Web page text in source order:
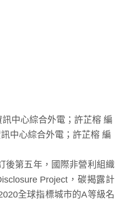
中心綜合外電；許芷榕 編
中心綜合外電；許芷榕 編
後第五年，國際非營利組織
Project，碳揭露計
全球指標城市的A等級名